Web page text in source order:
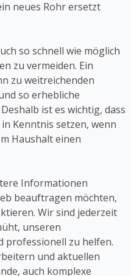
neues Rohr ersetzt
so schnell wie möglich
zu vermeiden. Ein
zu weitreichenden
so erhebliche
ist es wichtig, dass
Kenntnis setzen, wenn
Haushalt einen
Informationen
beauftragen möchten,
Wir sind jederzeit
unseren
professionell zu helfen.
und aktuellen
auch komplexe